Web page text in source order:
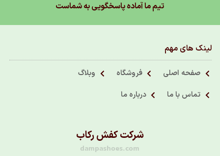
تیم ما آماده پاسخگویی به شماست
لینک های مهم
صفحه اصلی فروشگاه
وبلاگ
تماس با ما
درباره ما
شرکت کفش رکاب
dampashoes.com